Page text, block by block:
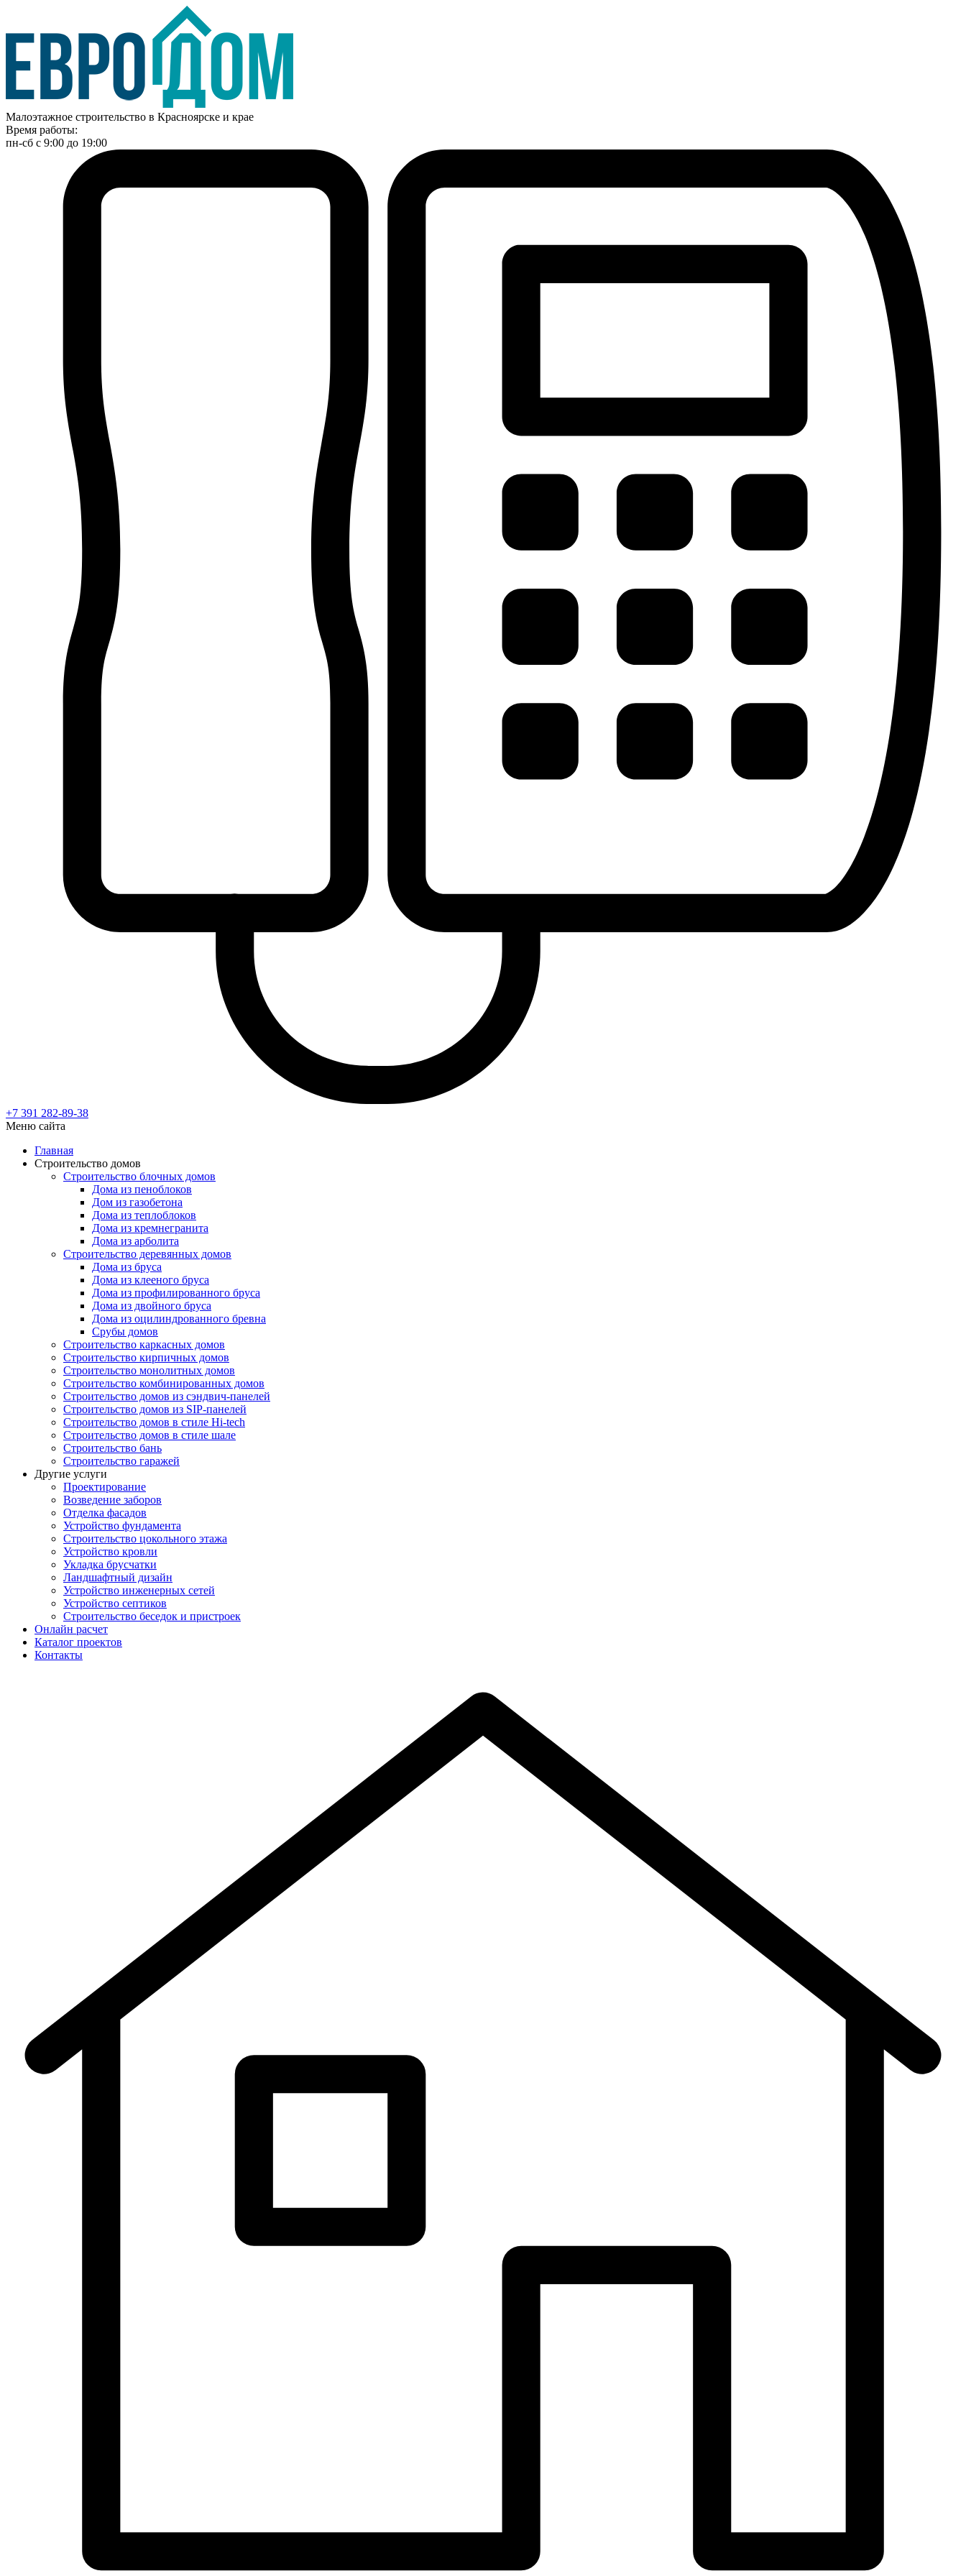
Малоэтажное строительство в Красноярске и крае
Время работы:
пн-сб с 9:00 до 19:00
+7 391 282-89-38
Меню сайта
Главная
Строительство домов
Строительство блочных домов
Дома из пеноблоков
Дом из газобетона
Дома из теплоблоков
Дома из кремнегранита
Дома из арболита
Строительство деревянных домов
Дома из бруса
Дома из клееного бруса
Дома из профилированного бруса
Дома из двойного бруса
Дома из оцилиндрованного бревна
Срубы домов
Строительство каркасных домов
Строительство кирпичных домов
Строительство монолитных домов
Строительство комбинированных домов
Строительство домов из сэндвич-панелей
Строительство домов из SIP-панелей
Строительство домов в стиле Hi-tech
Строительство домов в стиле шале
Строительство бань
Строительство гаражей
Другие услуги
Проектирование
Возведение заборов
Отделка фасадов
Устройство фундамента
Строительство цокольного этажа
Устройство кровли
Укладка брусчатки
Ландшафтный дизайн
Устройство инженерных сетей
Устройство септиков
Строительство беседок и пристроек
Онлайн расчет
Каталог проектов
Контакты